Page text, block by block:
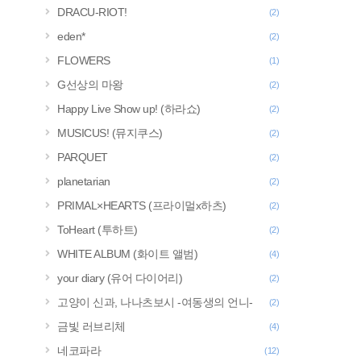
DRACU-RIOT! (2)
eden* (2)
FLOWERS (1)
G선상의 마왕 (2)
Happy Live Show up! (하라쇼) (2)
MUSICUS! (뮤지쿠스) (2)
PARQUET (2)
planetarian (2)
PRIMAL×HEARTS (프라이멀x하츠) (2)
ToHeart (투하트) (2)
WHITE ALBUM (화이트 앨범) (4)
your diary (유어 다이어리) (2)
고양이 신과, 나나츠보시 -여동생의 언니- (2)
금빛 러브리체 (4)
네코파라 (12)